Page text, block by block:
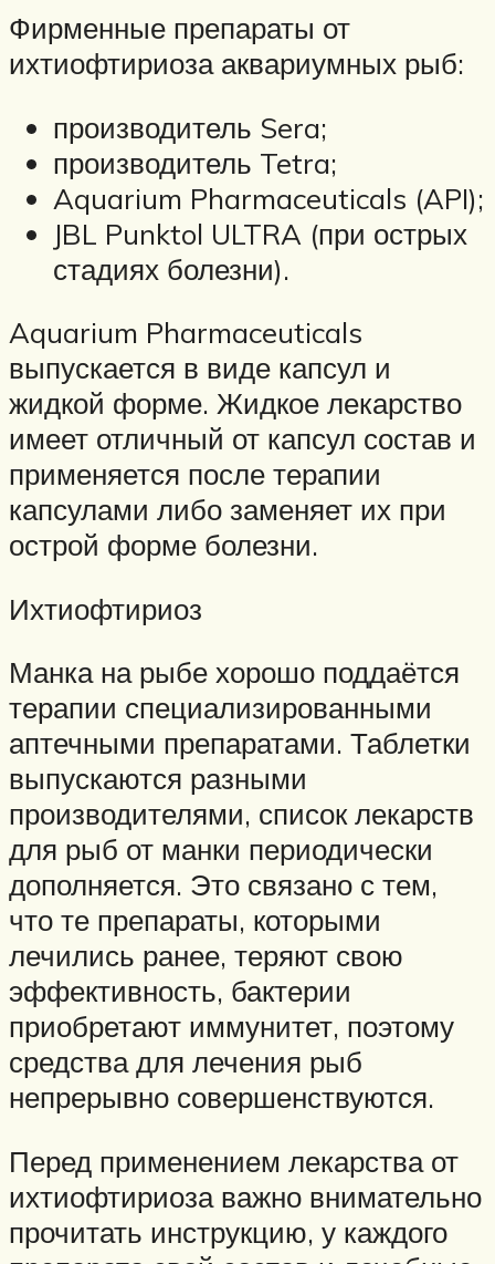
Фирменные препараты от
ихтиофтириоза аквариумных рыб:
производитель Sera;
производитель Tetra;
Aquarium Pharmaceuticals (API);
JBL Punktol ULTRA (при острых
стадиях болезни).
Aquarium Pharmaceuticals
выпускается в виде капсул и
жидкой форме. Жидкое лекарство
имеет отличный от капсул состав и
применяется после терапии
капсулами либо заменяет их при
острой форме болезни.
Ихтиофтириоз
Манка на рыбе хорошо поддаётся
терапии специализированными
аптечными препаратами. Таблетки
выпускаются разными
производителями, список лекарств
для рыб от манки периодически
дополняется. Это связано с тем,
что те препараты, которыми
лечились ранее, теряют свою
эффективность, бактерии
приобретают иммунитет, поэтому
средства для лечения рыб
непрерывно совершенствуются.
Перед применением лекарства от
ихтиофтириоза важно внимательно
прочитать инструкцию, у каждого